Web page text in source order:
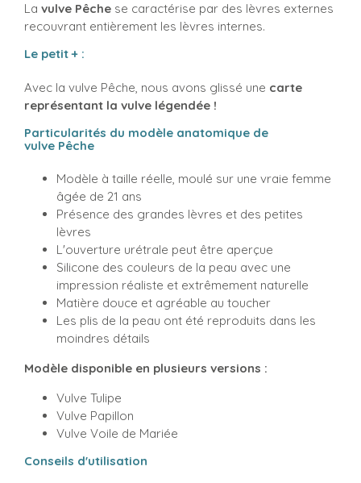
La vulve Pêche se caractérise par des lèvres externes
recouvrant entièrement les lèvres internes.
Le petit + :
Avec la vulve Pêche, nous avons glissé une carte
représentant la vulve légendée !
Particularités du modèle anatomique de
vulve Pêche
Modèle à taille réelle, moulé sur une vraie femme
âgée de 21 ans
Présence des grandes lèvres et des petites
lèvres
L'ouverture urétrale peut être aperçue
Silicone des couleurs de la peau avec une
impression réaliste et extrêmement naturelle
Matière douce et agréable au toucher
Les plis de la peau ont été reproduits dans les
moindres détails
Modèle disponible en plusieurs versions :
Vulve Tulipe
Vulve Papillon
Vulve Voile de Mariée
Conseils d'utilisation